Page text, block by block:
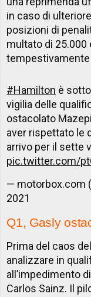
in caso di
posizioni di
multato di 25.000
tempestivamente
#Hamilton è
vigilia delle
ostacolato
aver rispettato le
arrivo per il sette
pic.twitter.com/
— motorbox.com
2021
Q1, Gasly
Prima del caos
analizzare in
all’impedimento
Carlos Sainz. Il